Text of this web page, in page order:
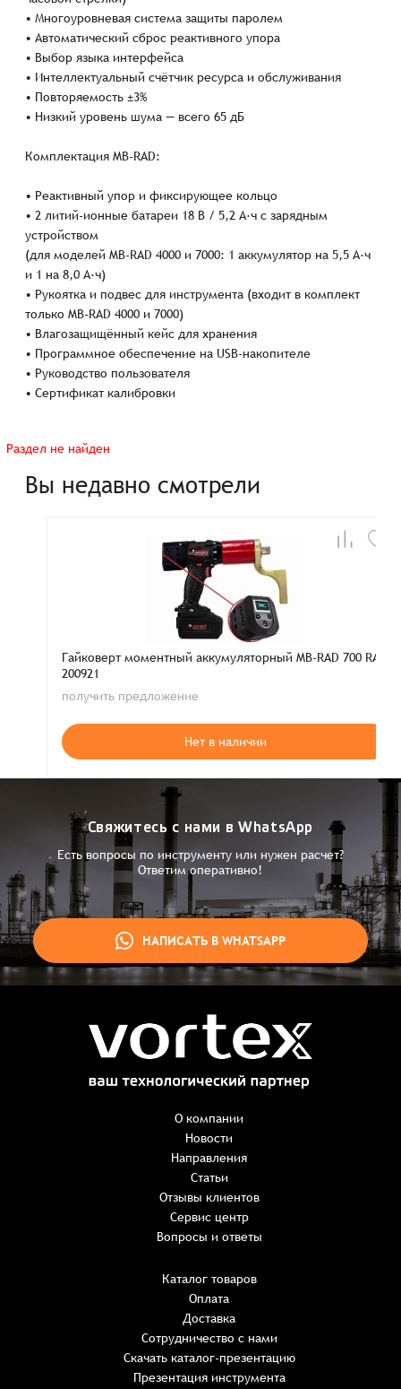
обязательное поле
Заказать презентацию
Не менее шести символов
Заказ успешно оформлен
Спасибо, что выбрали нас! Менеджер свяжется с Вами в
Восстановление пароля
• Многоуровневая система защиты паролем
• Автоматический сброс реактивного упора
• Выбор языка интерфейса
• Интеллектуальный счётчик ресурса и обслуживания
• Повторяемость ±3%
• Низкий уровень шума — всего 65 дБ
Комплектация MB-RAD:
• Реактивный упор и фиксирующее кольцо
• 2 литий-ионные батареи 18 В / 5,2 А·ч с зарядным
устройством
(для моделей MB-RAD 4000 и 7000: 1 аккумулятор на 5,5 А·ч
и 1 на 8,0 А·ч)
• Рукоятка и подвес для инструмента (входит в комплект
только MB-RAD 4000 и 7000)
• Влагозащищённый кейс для хранения
• Программное обеспечение на USB-накопителе
• Руководство пользователя
• Сертификат калибровки
Раздел не найден
Вы недавно смотрели
Гайковерт моментный аккумуляторный MB-RAD 700 RAD
200921
получить предложение
Нет в наличии
Свяжитесь с нами в WhatsApp
Есть вопросы по инструменту или нужен расчет?
Ответим оперативно!
НАПИСАТЬ В WHATSAPP
О компании
Новости
Направления
Статьи
Отзывы клиентов
Сервис центр
Вопросы и ответы
Каталог товаров
Оплата
Доставка
Сотрудничество с нами
Скачать каталог-презентацию
Презентация инструмента